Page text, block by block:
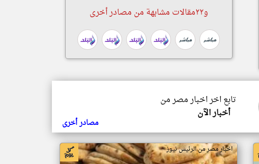
و٢٢مقالات مشابهة من مصادر أخرى
تابع اخر اخبار مصر من
أخبار الآن
مصادر أخرى
اخبار مصر من الرئيس نيوز